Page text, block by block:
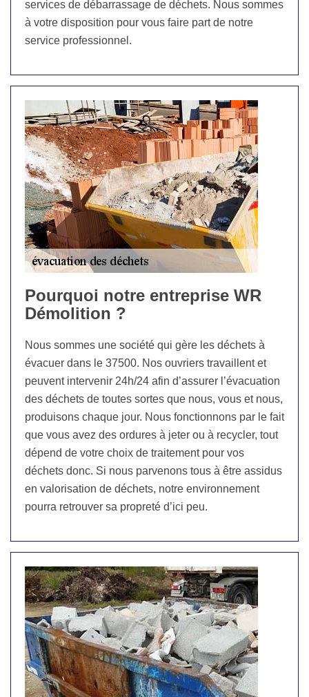
services de débarrassage de déchets. Nous sommes
à votre disposition pour vous faire part de notre
service professionnel.
Pourquoi notre entreprise WR
Démolition ?
Nous sommes une société qui gère les déchets à
évacuer dans le 37500. Nos ouvriers travaillent et
peuvent intervenir 24h/24 afin d’assurer l’évacuation
des déchets de toutes sortes que nous, vous et nous,
produisons chaque jour. Nous fonctionnons par le fait
que vous avez des ordures à jeter ou à recycler, tout
dépend de votre choix de traitement pour vos
déchets donc. Si nous parvenons tous à être assidus
en valorisation de déchets, notre environnement
pourra retrouver sa propreté d’ici peu.